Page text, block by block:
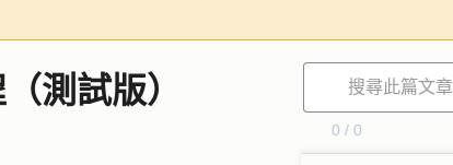
測試版）
0 / 0